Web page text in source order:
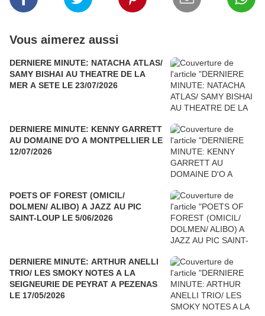
Vous aimerez aussi
DERNIERE MINUTE: NATACHA ATLAS/
SAMY BISHAI AU THEATRE DE LA
MER A SETE LE 23/07/2026
DERNIERE MINUTE: KENNY GARRETT
AU DOMAINE D'O A MONTPELLIER LE
12/07/2026
POETS OF FOREST (OMICIL/
DOLMEN/ ALIBO) A JAZZ AU PIC
SAINT-LOUP LE 5/06/2026
DERNIERE MINUTE: ARTHUR ANELLI
TRIO/ LES SMOKY NOTES A LA
SEIGNEURIE DE PEYRAT A PEZENAS
LE 17/05/2026